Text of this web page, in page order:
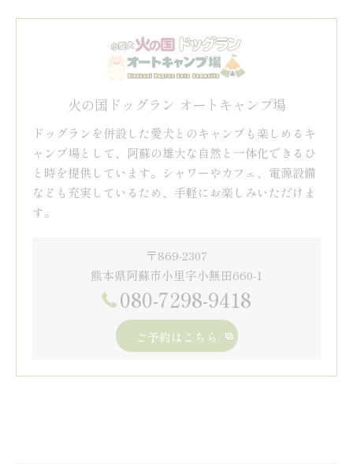
火の国ドッグラン オートキャンプ場
ドッグランを併設した愛犬とのキャンプも楽しめるキ
ャンプ場として、阿蘇の雄大な自然と一体化できるひ
と時を提供しています。シャワーやカフェ、電源設備
なども充実しているため、手軽にお楽しみいただけま
す。
〒869-2307
熊本県阿蘇市小里字小無田660-1
080-7298-9418
ご予約はこちら